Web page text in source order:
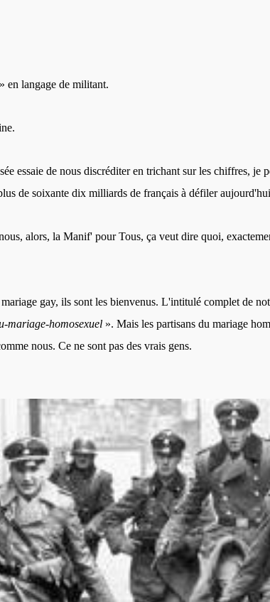
» en langage de militant.
essaie de nous discréditer en trichant sur les chiffres, je
de soixante dix milliards de français à défiler
alors, la Manif' pour Tous, ça veut dire quoi,
gay, ils sont les bienvenus. L'intitulé complet de
mariage-homosexuel ». Mais les partisans du mariage
nous. Ce ne sont pas des vrais gens.